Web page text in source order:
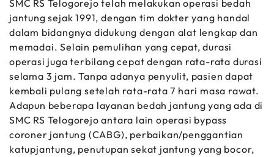
SMC RS Telogorejo telah melakukan operasi bedah
jantung sejak 1991, dengan tim dokter yang handal
dalam bidangnya didukung dengan alat lengkap dan
memadai. Selain pemulihan yang cepat, durasi
operasi juga terbilang cepat dengan rata-rata durasi
selama 3 jam. Tanpa adanya penyulit, pasien dapat
kembali pulang setelah rata-rata 7 hari masa rawat.
Adapun beberapa layanan bedah jantung yang ada di
SMC RS Telogorejo antara lain operasi bypass
coroner jantung (CABG), perbaikan/penggantian
katupjantung, penutupan sekat jantung yang bocor,